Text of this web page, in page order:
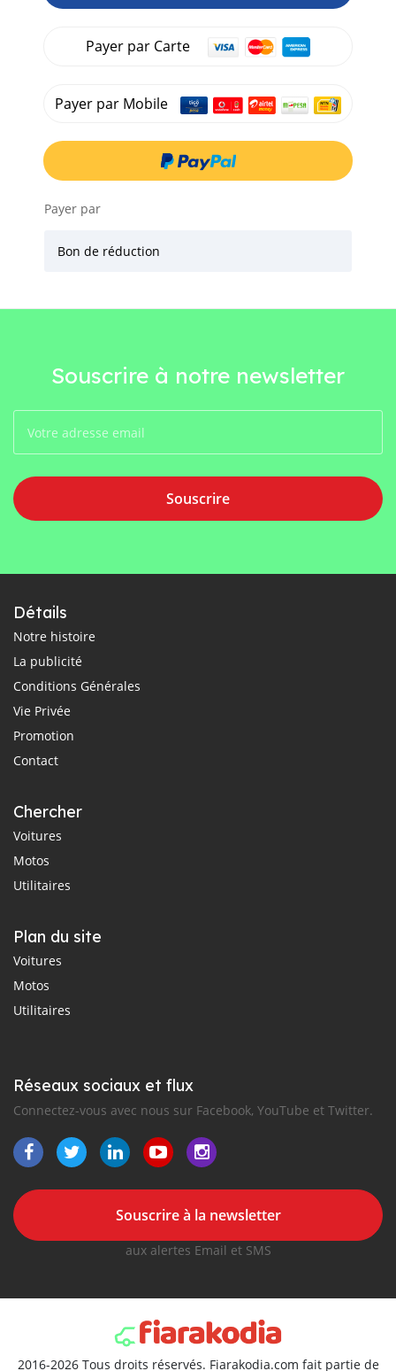
Payer par Carte
Payer par Mobile
Payer par
Bon de réduction
Souscrire à notre newsletter
Souscrire
Détails
Notre histoire
La publicité
Conditions Générales
Vie Privée
Promotion
Contact
Chercher
Voitures
Motos
Utilitaires
Plan du site
Voitures
Motos
Utilitaires
Réseaux sociaux et flux
Connectez-vous avec nous sur Facebook, YouTube et Twitter.
Souscrire à la newsletter
aux alertes Email et SMS
2016-2026 Tous droits réservés. Fiarakodia.com fait partie de